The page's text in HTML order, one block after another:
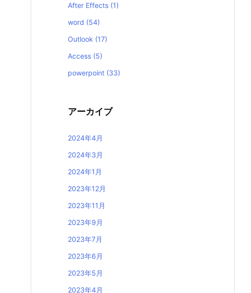
After Effects (1)
word (54)
Outlook (17)
Access (5)
powerpoint (33)
アーカイブ
2024年4月
2024年3月
2024年1月
2023年12月
2023年11月
2023年9月
2023年7月
2023年6月
2023年5月
2023年4月